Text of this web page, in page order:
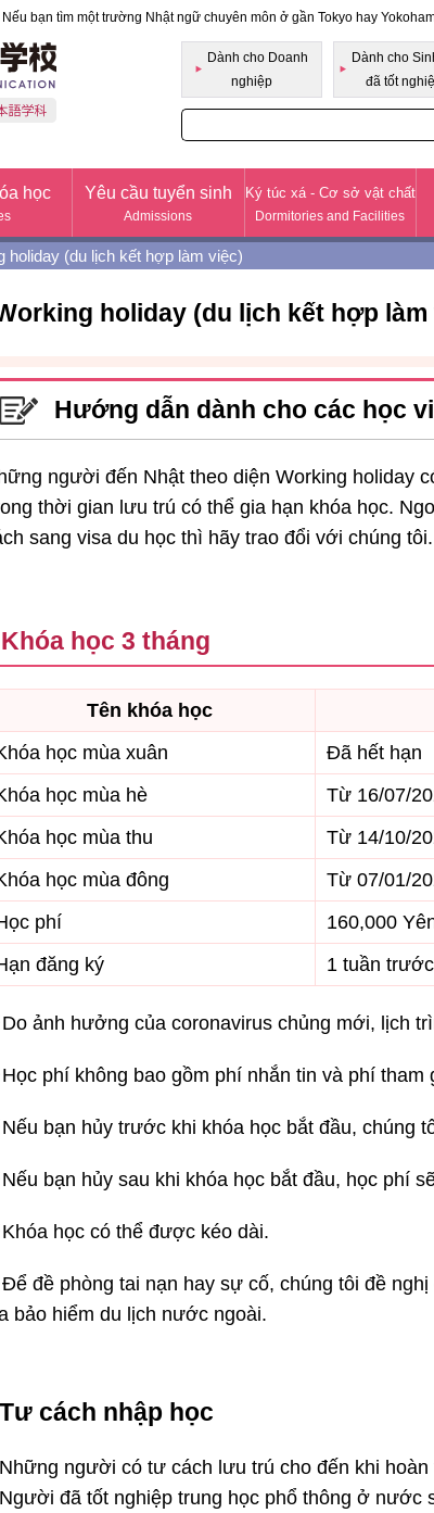
Nếu bạn tìm một trường Nhật ngữ chuyên môn ở gần Tokyo hay
Học viện pháp nhân Fukabori Cao đẳng
Dành cho Doanh
nghiệp
Dành cho
đã tốt
học Yêu cầu tuyển sinh
Admissions
Ký túc xá - Cơ sở vật chất
Dormitories and Facilities
holiday (du lịch kết hợp làm việc)
holiday (du lịch kết hợp làm
Hướng dẫn dành cho các học
người đến Nhật theo diện Working holiday
thời gian lưu trú có thể gia hạn khóa học.
sang visa du học thì hãy trao đổi với chúng tôi.
Khóa học 3 tháng
Tên khóa học
học mùa xuân
Đã hết hạn
học mùa hè
Từ 16/07/
học mùa thu
Từ 14/10/
học mùa đông
Từ 07/01/
phí
160,000
đăng ký
1 tuần
ảnh hưởng của coronavirus chủng mới, lịch
phí không bao gồm phí nhắn tin và phí tham
bạn hủy trước khi khóa học bắt đầu, chúng
bạn hủy sau khi khóa học bắt đầu, học phí
học có thể được kéo dài.
đề phòng tai nạn hay sự cố, chúng tôi đề
bảo hiểm du lịch nước ngoài.
Tư cách nhập học
Những người có tư cách lưu trú cho đến khi hoàn
Người đã tốt nghiệp trung học phổ thông ở nước